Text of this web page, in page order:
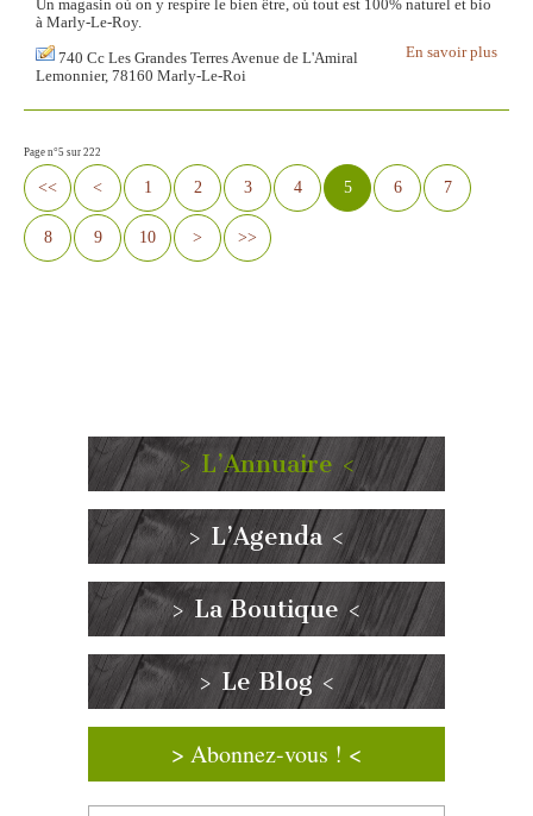
Un magasin où on y respire le bien être, où tout est 100% naturel et bio
à Marly-Le-Roy.
En savoir plus
740 Cc Les Grandes Terres Avenue de L'Amiral
Lemonnier, 78160 Marly-Le-Roi
Page n°5 sur 222
<< < 1 2 3 4 5 6 7
8 9 10 > >>
> L’Annuaire <
> L’Agenda <
> La Boutique <
> Le Blog <
> Abonnez-vous ! <